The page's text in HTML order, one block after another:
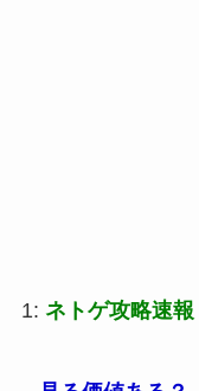
1: ネトゲ攻略速報